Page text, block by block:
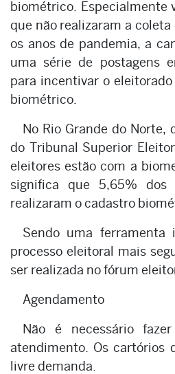
biométrico. Especialmente
que não realizaram a
os anos de pandemia, a
uma série de postagens
para incentivar o
biométrico.
No Rio Grande do Norte,
do Tribunal Superior
eleitores estão com a
significa que 5,65% dos
realizaram o cadastro
Sendo uma ferramenta
processo eleitoral mais
ser realizada no fórum
Agendamento
Não é necessário
atendimento. Os cartórios
livre demanda.